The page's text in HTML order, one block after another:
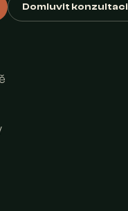
Domluvit konzultaci